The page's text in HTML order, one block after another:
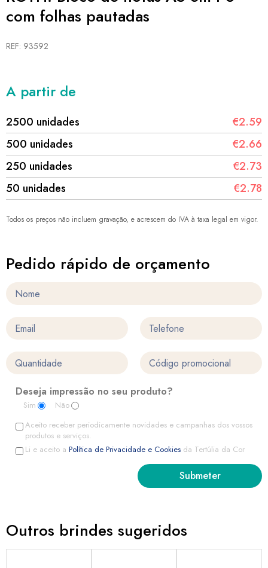
com folhas pautadas
REF: 93592
A partir de
2500 unidades
€2.59
500 unidades
€2.66
250 unidades
€2.73
50 unidades
€2.78
Todos os preços não incluem gravação, e acrescem do IVA à taxa legal em vigor.
Pedido rápido de orçamento
Deseja impressão no seu produto?
Sim
Não
Aceito receber periodicamente novidades e campanhas dos vossos
produtos e serviços.
Li e aceito a Política de Privacidade e Cookies da Tertúlia da Cor
Outros brindes sugeridos